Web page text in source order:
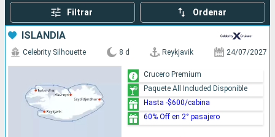
Filtrar Ordenar
ISLANDIA
Celebrity Silhouette 8 d Reykjavik 24/07/2027
Crucero Premium
Paquete All Included Disponible
Hasta -$600/cabina
60% Off en 2° pasajero